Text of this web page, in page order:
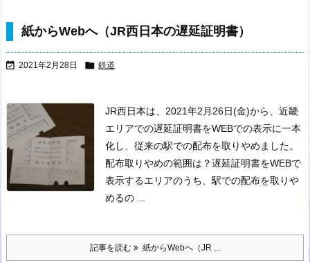
紙からWebへ（JR西日本の遅延証明書）
 2021年2月28日  鉄道
JR西日本は、2021年2月26日(金)から、近畿
エリアでの遅延証明書をWEBでの表示に一本
化し、従来の駅での配布を取りやめました。
配布取りやめの範囲は？遅延証明書をWEBで
表示するエリアのうち、駅での配布を取りや
めるの ...
記事を読む 紙からWebへ（JR ...